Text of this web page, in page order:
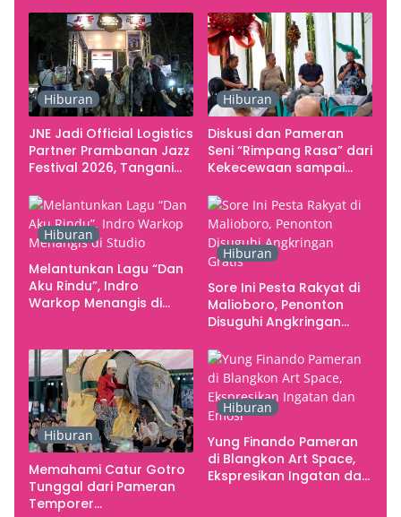
Hiburan
JNE Jadi Official Logistics
Partner Prambanan Jazz
Festival 2026, Tangani
Kebutuhan Konser
Hiburan
Diskusi dan Pameran
Seni “Rimpang Rasa” dari
Kekecewaan sampai
Yogyakarta sebagai
Pusat Pergerakan Seni
Rupa Indonesia
Hiburan
Melantunkan Lagu “Dan
Aku Rindu”, Indro
Warkop Menangis di
Hiburan
Sore Ini Pesta Rakyat di
Malioboro, Penonton
Disuguhi Angkringan
Hiburan
Memahami Catur Gotro
Tunggal dari Pameran
Temporer
Hiburan
Yung Finando Pameran
di Blangkon Art Space,
Ekspresikan Ingatan dan